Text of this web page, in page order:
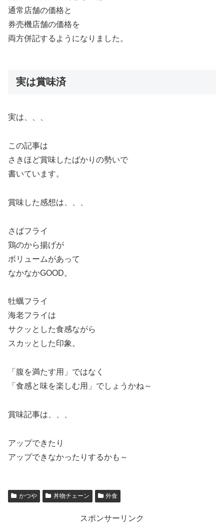
通常店舗の価格と
券売機店舗の価格を
両方併記するようになりました。
実は賞味済
実は、、、
この記事は
さきほど賞味したばかりの勢いで
書いています。
賞味した感想は、、、
さばフライ
鶏のから揚げが
ボリュームがあって
なかなかGOOD。
牡蠣フライ
海老フライは
サクッとした食感ながら
スカッとした印象。
「腹を満たす用」ではなく
「食感と味を楽しむ用」でしょうかね～
賞味記事は、、、
アップできたり
アップできなかったりするかも～
かつや 丼物チェーン 外食
スポンサーリンク